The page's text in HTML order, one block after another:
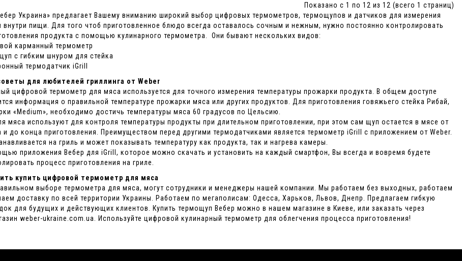
Показано с 1 по 12 из 12 (всего 1 страниц)
Украина» предлагает Вашему вниманию широкий выбор цифровых термометров, термощупов и датчиков для измерения
внутри пищи. Для того чтоб приготовленное блюдо всегда оставалось сочным и нежным, нужно постоянно контролировать
продукта с помощью кулинарного термометра. Они бывают нескольких видов:
карманный термометр
с гибким шнуром для стейка
термодатчик iGrill
для любителей гриллинга от Weber
цифровой термометр для мяса используется для точного измерения температуры прожарки продукта. В общем доступе
информация о правильной температуре прожарки мяса или других продуктов. Для приготовления говяжьего стейка Рибай,
«Medium», необходимо достичь температуры мяса 60 градусов по Цельсию.
мяса используют для контроля температуры продукты при длительном приготовлении, при этом сам щуп остается в мясе от
и до конца приготовления. Преимуществом перед другими термодатчиками является термометр iGrill с приложением от Weber.
на гриль и может показывать температуру как продукта, так и нагрева камеры.
приложения Вебер для iGrill, которое можно скачать и установить на каждый смартфон, Вы всегда и вовремя будете
процесс приготовления на гриле.
купить цифровой термометр для мяса
выборе термометра для мяса, могут сотрудники и менеджеры нашей компании. Мы работаем без выходных, работаем
доставку по всей территории Украины. Работаем по мегаполисам: Одесса, Харьков, Львов, Днепр. Предлагаем гибкую
для будущих и действующих клиентов. Купить термощуп Вебер можно в нашем магазине в Киеве, или заказать через
weber-ukraine.com.ua. Используйте цифровой кулинарный термометр для облегчения процесса приготовления!